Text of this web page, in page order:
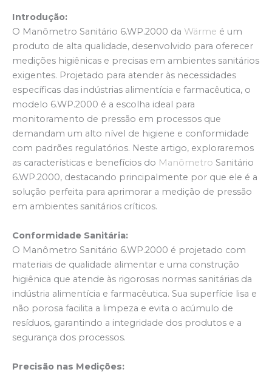
Introdução:
O Manômetro Sanitário 6.WP.2000 da Wärme é um
produto de alta qualidade, desenvolvido para oferecer
medições higiênicas e precisas em ambientes sanitários
exigentes. Projetado para atender às necessidades
específicas das indústrias alimentícia e farmacêutica, o
modelo 6.WP.2000 é a escolha ideal para
monitoramento de pressão em processos que
demandam um alto nível de higiene e conformidade
com padrões regulatórios. Neste artigo, exploraremos
as características e benefícios do Manômetro Sanitário
6.WP.2000, destacando principalmente por que ele é a
solução perfeita para aprimorar a medição de pressão
em ambientes sanitários críticos.
Conformidade Sanitária:
O Manômetro Sanitário 6.WP.2000 é projetado com
materiais de qualidade alimentar e uma construção
higiênica que atende às rigorosas normas sanitárias da
indústria alimentícia e farmacêutica. Sua superfície lisa e
não porosa facilita a limpeza e evita o acúmulo de
resíduos, garantindo a integridade dos produtos e a
segurança dos processos.
Precisão nas Medições: